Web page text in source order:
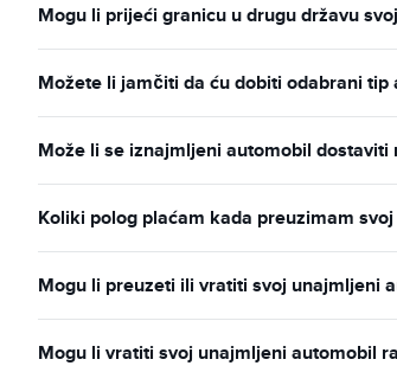
Mogu li prijeći granicu u drugu državu
Možete li jamčiti da ću dobiti odabrani tip
Može li se iznajmljeni automobil
Koliki polog plaćam kada preuzimam
Mogu li preuzeti ili vratiti svoj unajmljeni
Mogu li vratiti svoj unajmljeni automobil